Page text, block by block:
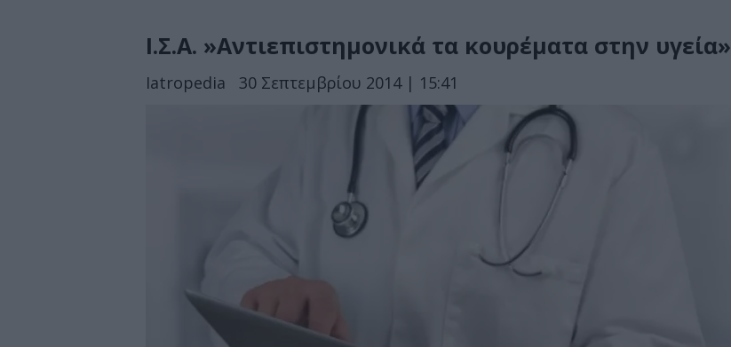
Ι.Σ.Α. »Αντιεπιστημονικά τα κουρέματα στην υγεία»
Iatropedia 30 Σεπτεμβρίου 2014 | 15:41